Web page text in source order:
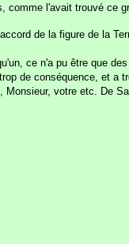
comme l'avait trouvé ce
de la figure de la
ce n'a pu être que
de conséquence, et a
votre etc. De